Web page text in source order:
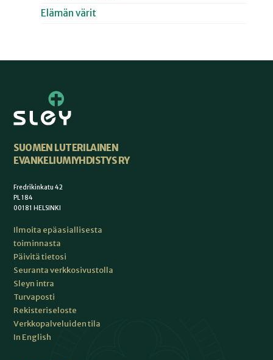
Elämän värit
SUOMEN LUTERILAINEN
EVANKELIUMIYHDISTYS RY
Fredrikinkatu 42
PL 184
00181 HELSINKI
Ilmoita epäasiallisesta
toiminnasta
Päivitä tietosi
Seuranta verkkosivustolla
Sleyn intra
Turvaposti
Rekisteriseloste
Verkkopalveluiden tila
In English